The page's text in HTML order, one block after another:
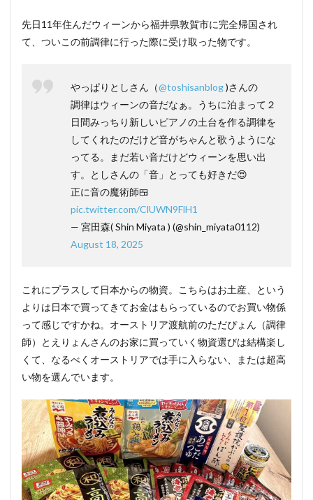
先日11年住んだウィーンから福井県敦賀市に完全帰国され
て、ついこの前調律に行った際に受け取った物です。
やっぱりとしさん（@toshisanblog)さんの
調律はウィーンの音だなぁ。うちに泊まって２
日間みっちり新しいピアノの土台を作る調律を
してくれたのだけど音がちゃんと歌うようにな
ってる。まだ若い音だけどウィーンを思い出
す。としさんの「音」とっても好きだ😍
正に音の魔術師🍱
pic.twitter.com/ClUWN9FlH1
— 宮田森( Shin Miyata ) (@shin_miyata0112)
August 18, 2025
これにプラスして日本からの物資。こちらはお土産、という
よりは日本で買ってきてお金はもらっているのでお買い物係
って感じですかね。オーストリア渡航前のただぴょん（調律
師）とえりょんさんのお家に買っていく物資選びは結構楽し
くて、なるべくオーストリアでは手に入らない、または超高
い物を選んでいます。